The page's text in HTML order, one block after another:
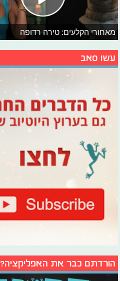
מאחורי הקלעים: טירה רדופה
עשו סאב
הורדתם כבר את האפליקציה?